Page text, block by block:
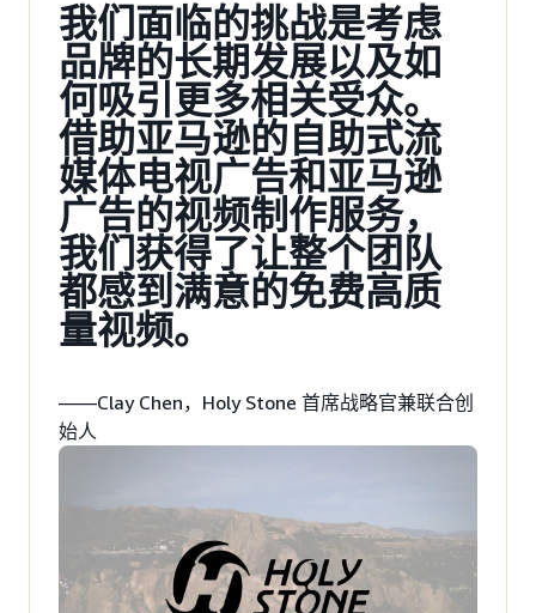
我们面临的挑战是考虑
品牌的长期发展以及如
何吸引更多相关受众。
借助亚马逊的自助式流
媒体电视广告和亚马逊
广告的视频制作服务，
我们获得了让整个团队
都感到满意的免费高质
量视频。
——Clay Chen，Holy Stone 首席战略官兼联合创
始人